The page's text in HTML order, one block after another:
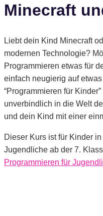
Minecraft
Liebt dein Kind Minecraft
modernen Technologie?
Programmieren etwas für
einfach neugierig auf
“Programmieren für
unverbindlich in die Welt
und dein Kind mit einer
Dieser Kurs ist für Kinder
Jugendliche ab der 7.
Programmieren für